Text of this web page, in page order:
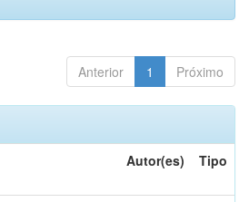
Anterior 1 Próximo
Autor(es) Tipo